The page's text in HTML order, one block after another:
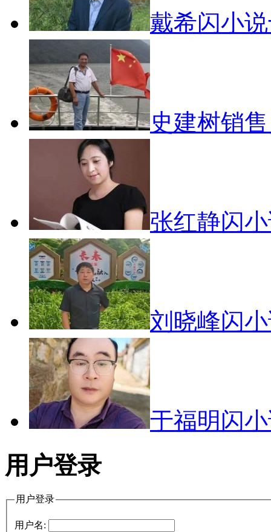
戴希闪小
史建树销
张红静闪
刘晓峰闪
于福明闪
用户登录
用户登录
用户名: